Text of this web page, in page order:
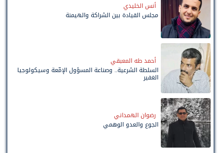
أنس الخليدي
مجلس القيادة بين الشراكة والهيمنة
أحمد طه المعبقي
السلطة الشرعية.. وصناعة المسؤول الإمّعة وسيكولوجيا
الغفير
رضوان الهمداني
الجوع والعدو الوهمي